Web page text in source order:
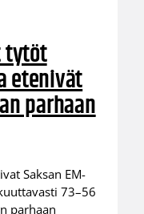
tytöt
etenivät
parhaan
Saksan EM-
73–56
parhaan